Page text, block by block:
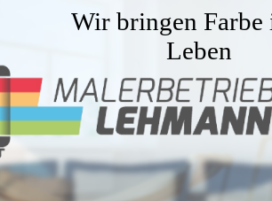
Wir bringen
Leben